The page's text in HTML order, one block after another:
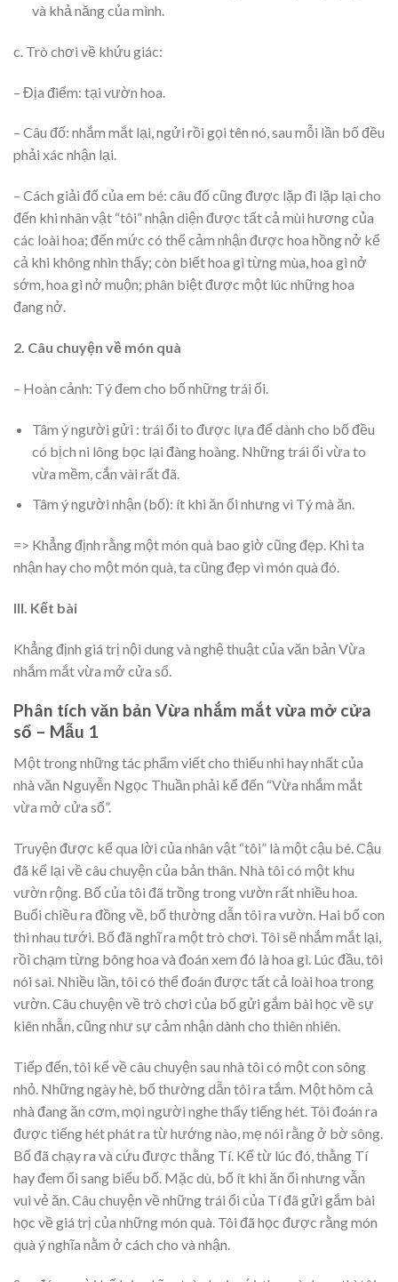
và khả năng của mình.
c. Trò chơi về khứu giác:
– Địa điểm: tại vườn hoa.
– Câu đố: nhắm mắt lại, ngửi rồi gọi tên nó, sau mỗi lần bố đều
phải xác nhận lại.
– Cách giải đố của em bé: câu đố cũng được lặp đi lặp lại cho
đến khi nhân vật “tôi” nhận diện được tất cả mùi hương của
các loài hoa; đến mức có thể cảm nhận được hoa hồng nở kể
cả khi không nhìn thấy; còn biết hoa gì từng mùa, hoa gì nở
sớm, hoa gì nở muộn; phân biệt được một lúc những hoa
đang nở.
2. Câu chuyện về món quà
– Hoàn cảnh: Tý đem cho bố những trái ổi.
Tâm ý người gửi : trái ổi to được lựa để dành cho bố đều
có bịch ni lông bọc lại đàng hoàng. Những trái ổi vừa to
vừa mềm, cắn vài rất đã.
Tâm ý người nhận (bố): ít khi ăn ổi nhưng vì Tý mà ăn.
=> Khẳng định rằng một món quà bao giờ cũng đẹp. Khi ta
nhận hay cho một món quà, ta cũng đẹp vì món quà đó.
III. Kết bài
Khẳng định giá trị nội dung và nghệ thuật của văn bản Vừa
nhắm mắt vừa mở cửa sổ.
Phân tích văn bản Vừa nhắm mắt vừa mở cửa
sổ – Mẫu 1
Một trong những tác phẩm viết cho thiếu nhi hay nhất của
nhà văn Nguyễn Ngọc Thuần phải kể đến “Vừa nhắm mắt
vừa mở cửa sổ”.
Truyện được kể qua lời của nhân vật “tôi” là một cậu bé. Cậu
đã kể lại về câu chuyện của bản thân. Nhà tôi có một khu
vườn rộng. Bố của tôi đã trồng trong vườn rất nhiều hoa.
Buổi chiều ra đồng về, bố thường dẫn tôi ra vườn. Hai bố con
thi nhau tưới. Bố đã nghĩ ra một trò chơi. Tôi sẽ nhắm mắt lại,
rồi chạm từng bông hoa và đoán xem đó là hoa gì. Lúc đầu, tôi
nói sai. Nhiều lần, tôi có thể đoán được tất cả loài hoa trong
vườn. Câu chuyện về trò chơi của bố gửi gắm bài học về sự
kiên nhẫn, cũng như sự cảm nhận dành cho thiên nhiên.
Tiếp đến, tôi kể về câu chuyện sau nhà tôi có một con sông
nhỏ. Những ngày hè, bố thường dẫn tôi ra tắm. Một hôm cả
nhà đang ăn cơm, mọi người nghe thấy tiếng hét. Tôi đoán ra
được tiếng hét phát ra từ hướng nào, mẹ nói rằng ở bờ sông.
Bố đã chạy ra và cứu được thằng Tí. Kể từ lúc đó, thằng Tí
hay đem ổi sang biểu bố. Mặc dù, bố ít khi ăn ổi nhưng vẫn
vui vẻ ăn. Câu chuyện về những trái ổi của Tí đã gửi gắm bài
học về giá trị của những món quà. Tôi đã học được rằng món
quà ý nghĩa nằm ở cách cho và nhận.